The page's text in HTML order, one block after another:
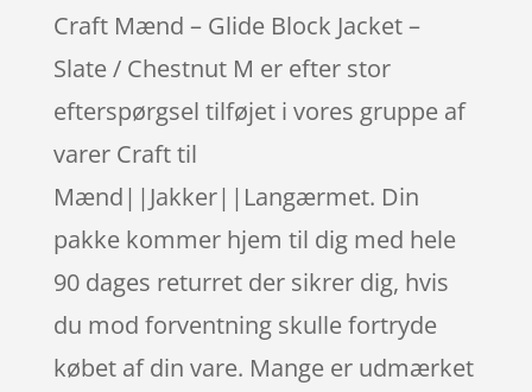
Craft Mænd – Glide Block Jacket –
Slate / Chestnut M er efter stor
efterspørgsel tilføjet i vores gruppe af
varer Craft til
Mænd||Jakker||Langærmet. Din
pakke kommer hjem til dig med hele
90 dages returret der sikrer dig, hvis
du mod forventning skulle fortryde
købet af din vare. Mange er udmærket